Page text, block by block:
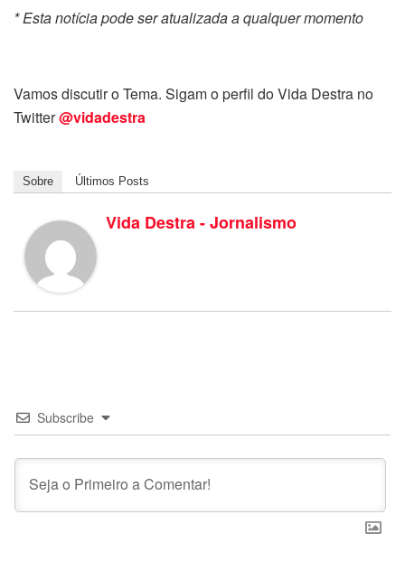
* Esta notícia pode ser atualizada a qualquer momento
Vamos discutir o Tema. Sigam o perfil do Vida Destra no
Twitter@vidadestra
Sobre Últimos Posts
Vida Destra - Jornalismo
Subscribe